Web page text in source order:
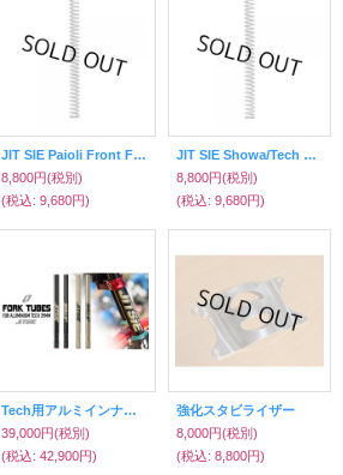
JIT SIE Paioli Front Fork Spring（38mm）
8,800円(税別)
(税込: 9,680円)
JIT SIE Showa/Tech Front Fork Spring（Stell 39mm）
8,800円(税別)
(税込: 9,680円)
Tech用アルミインナーチューブ（JIT SIE）
39,000円(税別)
(税込: 42,900円)
強化スタビライザー
8,000円(税別)
(税込: 8,800円)